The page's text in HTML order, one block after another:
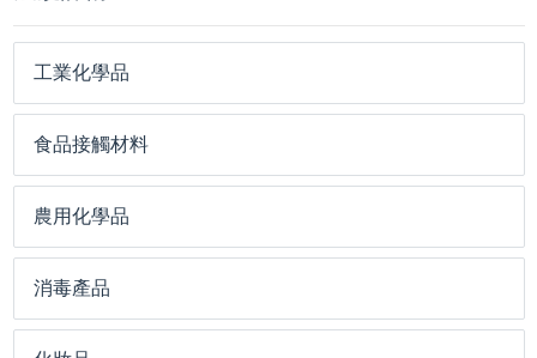
工業化學品
食品接觸材料
農用化學品
消毒產品